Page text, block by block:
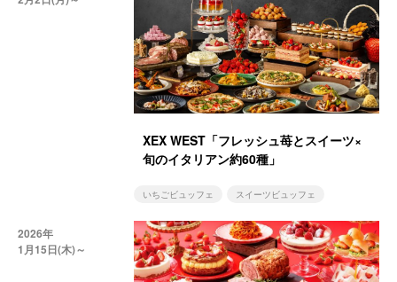
XEX WEST「フレッシュ苺とスイーツ×
旬のイタリアン約60種」
いちごビュッフェ スイーツビュッフェ
2026年
1月15日(木)～